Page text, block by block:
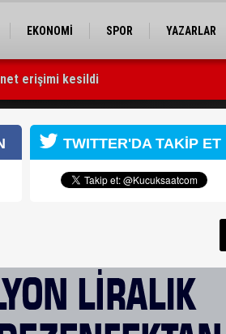
EKONOMİ SPOR YAZARLAR
erişimi kesildi
dışı kullanılmamalı”
TWITTER'DA TAKİP ET